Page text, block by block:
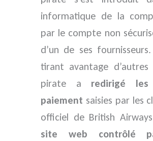
informatique de la
par le compte non
d’un de ses
tirant avantage d’autres
pirate a redirigé
paiement saisies par les
officiel de British
site web contrôlé